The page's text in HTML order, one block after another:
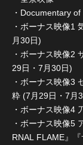
・Documentary
・ボーナス映像1
月30日)
・ボーナス映像2
29日・7月30日)
・ボーナス映像3
粋 (7月29日・7月
・ボーナス映像4
・ボーナス映像5
RNAL FLAME』『